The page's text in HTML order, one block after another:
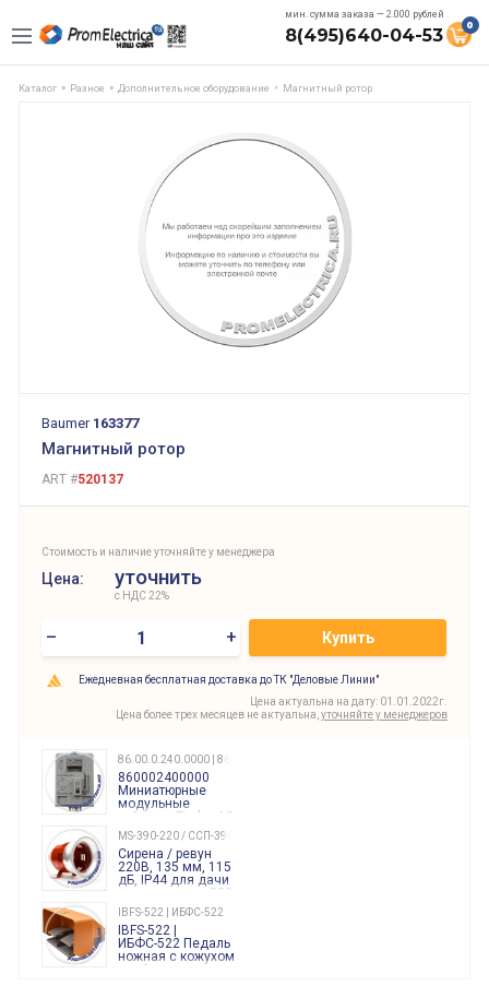
мин. сумма заказа — 2.000 рублей
8(495)640-04-53 0
Каталог Разное Дополнительное оборудование Магнитный ротор
Baumer 163377
Магнитный ротор
ART #520137
Стоимость и наличие уточняйте у менеджера
Цена: уточнить
с НДС 22%
– + Купить
Ежедневная бесплатная доставка до ТК "Деловые Линии"
Цена актуальна на дату: 01.01.2022г.
Цена более трех месяцев не актуальна, уточняйте у менеджеров
86.00.0.240.0000 | 860002400000
860002400000
Миниатюрные
модульные
таймеры Finder, 12-
240 Вольт AC/DC
Finder
86.00.0.240.0000
MS-390-220 / ССП-390 220В
Сирена / ревун
220В, 135 мм, 115
дБ, IP44 для дачи
производства 220
Вольт звук ситены
"пожарная
тревога"
IBFS-522 | ИБФС-522
IBFS-522 |
ИБФС-522 Педаль
ножная с кожухом
двойная,